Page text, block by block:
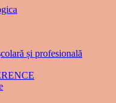
și profesională